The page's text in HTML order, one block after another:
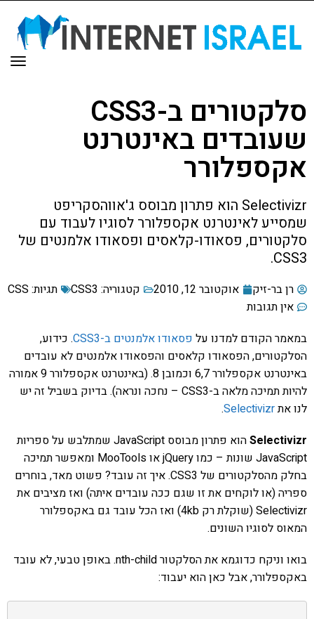
סלקטורים ב-CSS3
שעובדים באינטרנט
אקספלורר
Selectivizr הוא פתרון מבוסס ג'אווהסקריפט
שמסייע לאינטרנט אקספלורר לסוגיו לעבוד עם
סלקטורים, פסאודו-קלאסים ופסאודו אלמנטים של
CSS3.
רן בר-זיק אוקטובר 12, 2010 קטגוריה: CSS3 תגיות: CSS
אין תגובות
במאמר הקודם למדנו על פסאודו אלמנטים ב-CSS3
. כידוע,
הסלקטורים, הפסאודו קלאסים והפסאודו אלמנטים לא עובדים
באינטרנט אקספלורר 6,7 וכמובן 8. (באינטרנט אקספלורר 9 אמורה
להיות תמיכה מלאה ב-CSS3 – נחכה ונראה). בדיוק בשביל זה יש
לנו אתSelectivizr
.
Selectivizr
הוא פתרון מבוסס JavaScript שמתלבש על ספריות
JavaScript שונות – כמו jQuery או MooTools ומאפשר תמיכה
בחלק מהסלקטורים של CSS3. איך זה עובד? פשוט מאד, בוחרים
ספריה (או לוקחים את זו שגם ככה עובדים איתה) ואז מציבים את
Selectivizr (שוקלת רק 4kb) ואז הכל עובד גם באקספלורר
המאוס לסוגיו השונים.
בואו וניקח כדוגמא את הסלקטור nth-child. באופן טבעי, לא עובד
באקספלורר, אבל כאן הוא יעבוד: